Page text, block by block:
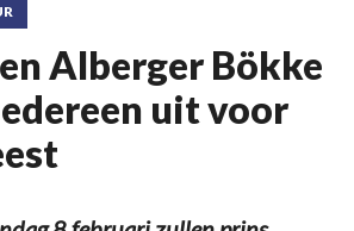
Alberger Bökke
uit voor